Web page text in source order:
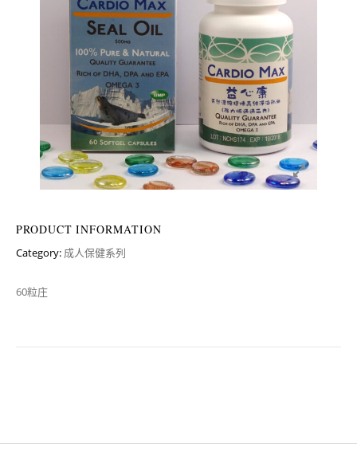
PRODUCT INFORMATION
Category: 成人保健系列
60粒庄